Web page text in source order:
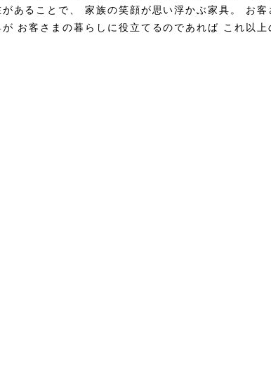
あることで、 家族の笑顔が思い浮かぶ家具。 お
が お客さまの暮らしに役立てるのであれば これ